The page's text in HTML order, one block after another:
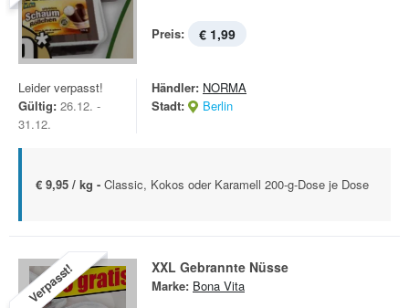
Preis: € 1,99
Leider verpasst!
Gültig: 26.12. -
31.12.
Händler: NORMA
Stadt:
Berlin
€ 9,95 / kg - Classic, Kokos oder Karamell 200-g-Dose je Dose
Verpasst! XXL Gebrannte Nüsse
Marke: Bona Vita